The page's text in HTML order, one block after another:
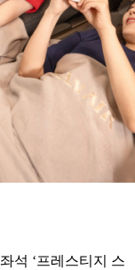
석 ‘프레스티지 스